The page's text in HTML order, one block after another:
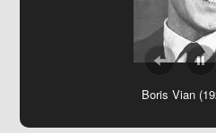
Boris Vian